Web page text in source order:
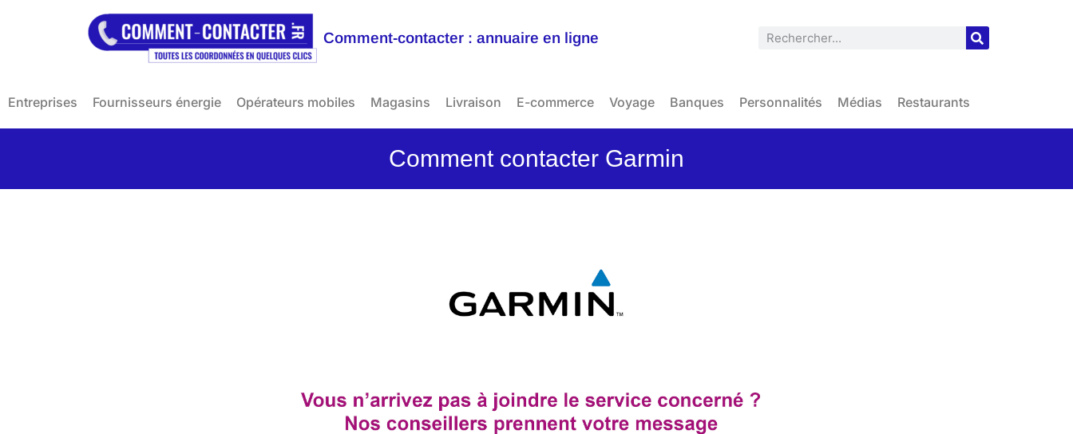
Comment-contacter : annuaire en ligne
Entreprises Fournisseurs énergie Opérateurs mobiles Magasins Livraison E-commerce Voyage Banques Personnalités Médias Restaurants
Comment contacter Garmin